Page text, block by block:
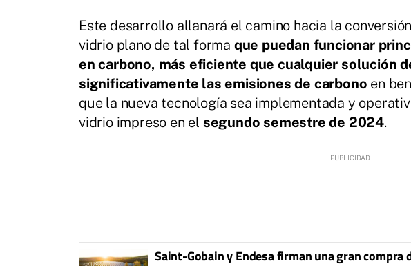
Este desarrollo allanará el camino hacia la
vidrio plano de tal forma que puedan funcionar
en carbono, más eficiente que cualquier solución
significativamente las emisiones de carbono en
que la nueva tecnología sea implementada y
vidrio impreso en el segundo semestre de 2024.
Saint-Gobain y Endesa firman una gran compra